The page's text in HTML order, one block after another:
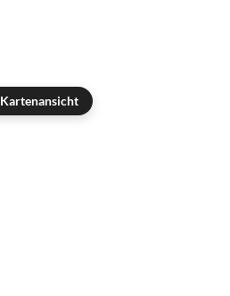
Kartenansicht